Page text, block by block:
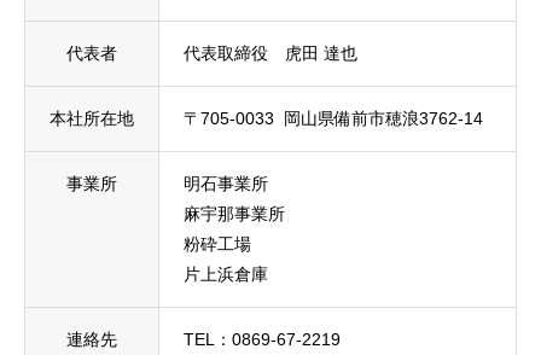
代表者 代表取締役 虎田 達也
本社所在地 〒705-0033 岡山県備前市穂浪3762-14
事業所
明石事業所
麻宇那事業所
粉砕工場
片上浜倉庫
連絡先
TEL：0869-67-2219